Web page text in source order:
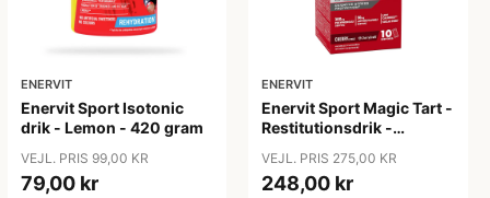
ENERVIT
Enervit Sport Isotonic
drik - Lemon - 420 gram
VEJL. PRIS 99,00 KR
79,00 kr
ENERVIT
Enervit Sport Magic Tart -
Restitutionsdrik -
VEJL. PRIS 275,00 KR
248,00 kr